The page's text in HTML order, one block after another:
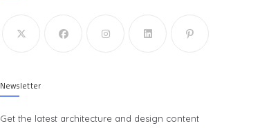
Newsletter
Get the latest architecture and design content